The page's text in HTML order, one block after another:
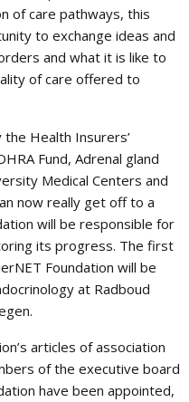
of care pathways, this
to exchange ideas and
and what it is like to
of care offered to
Health Insurers’
Fund, Adrenal gland
Medical Centers and
now really get off to a
will be responsible for
its progress. The first
Foundation will be
at Radboud
articles of association
of the executive board
have been appointed,